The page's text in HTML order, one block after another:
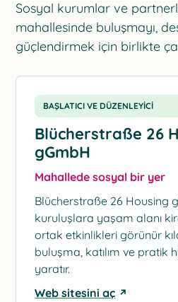
Sosyal kurumlar ve
mahallesinde buluşmayı,
güçlendirmek için birlikte
BAŞLATICI VE DÜZENLEYICI
Blücherstraße 26
gGmbH
Mahallede sosyal bir yer
Blücherstraße 26 Housing
kuruluşlara yaşam alanı
ortak etkinlikleri görünür
buluşma, katılım ve pratik
yaratır.
Web sitesini aç